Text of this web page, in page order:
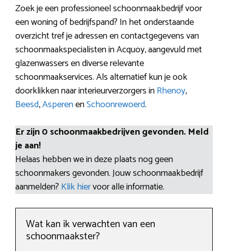
Zoek je een professioneel schoonmaakbedrijf voor
een woning of bedrijfspand? In het onderstaande
overzicht tref je adressen en contactgegevens van
schoonmaakspecialisten in Acquoy, aangevuld met
glazenwassers en diverse relevante
schoonmaakservices. Als alternatief kun je ook
doorklikken naar interieurverzorgers inRhenoy,
Beesd,AsperenenSchoonrewoerd.
Er zijn 0 schoonmaakbedrijven gevonden. Meld
je aan!
Helaas hebben we in deze plaats nog geen
schoonmakers gevonden. Jouw schoonmaakbedrijf
aanmelden? Klik hiervoor alle informatie.
Wat kan ik verwachten van een
schoonmaakster?